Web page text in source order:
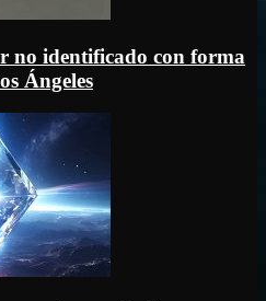
no identificado con forma
Ángeles